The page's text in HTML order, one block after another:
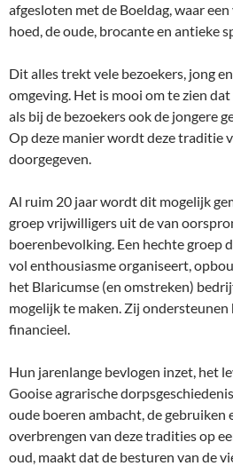
afgesloten met de Boeldag, waar
hoed, de oude, brocante en antieke
Dit alles trekt vele bezoekers, jong
omgeving. Het is mooi om te zien
als bij de bezoekers ook de jongere
Op deze manier wordt deze traditie
doorgegeven.
Al ruim 20 jaar wordt dit mogelijk
groep vrijwilligers uit de van
boerenbevolking. Een hechte groep
vol enthousiasme organiseert,
het Blaricumse (en omstreken)
mogelijk te maken. Zij
financieel.
Hun jarenlange bevlogen inzet, het
Gooise agrarische
oude boeren ambacht, de gebruiken
overbrengen van deze tradities op
oud, maakt dat de besturen van de